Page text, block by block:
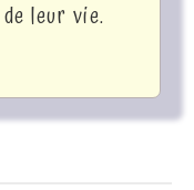
leur vie.